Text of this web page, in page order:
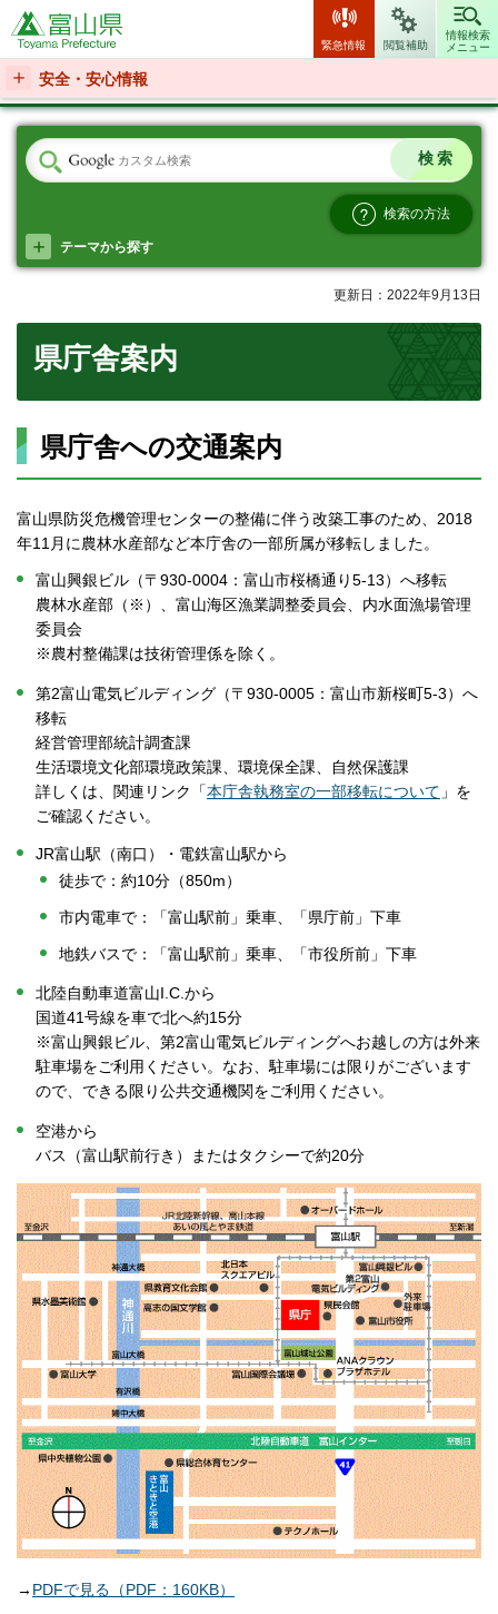
富山県
緊急情報 閲覧補助
情報検索
メニュー
安全・安心情報
検索の方法
テーマから探す
更新日：2022年9月13日
県庁舎案内
県庁舎への交通案内
富山県防災危機管理センターの整備に伴う改築工事のため、2018
年11月に農林水産部など本庁舎の一部所属が移転しました。
富山興銀ビル（〒930-0004：富山市桜橋通り5-13）へ移転
農林水産部（※）、富山海区漁業調整委員会、内水面漁場管理
委員会
※農村整備課は技術管理係を除く。
第2富山電気ビルディング（〒930-0005：富山市新桜町5-3）へ
移転
経営管理部統計調査課
生活環境文化部環境政策課、環境保全課、自然保護課
詳しくは、関連リンク「本庁舎執務室の一部移転について 」を
ご確認ください。
JR富山駅（南口）・電鉄富山駅から
徒歩で：約10分（850m）
市内電車で：「富山駅前」乗車、「県庁前」下車
地鉄バスで：「富山駅前」乗車、「市役所前」下車
北陸自動車道富山I.C.から
国道41号線を車で北へ約15分
※富山興銀ビル、第2富山電気ビルディングへお越しの方は外来
駐車場をご利用ください。なお、駐車場には限りがございます
ので、できる限り公共交通機関をご利用ください。
空港から
バス（富山駅前行き）またはタクシーで約20分
→ PDFで見る（PDF：160KB）